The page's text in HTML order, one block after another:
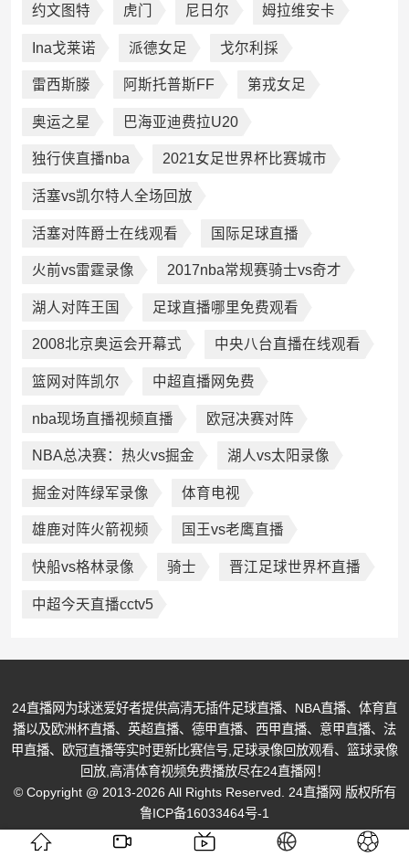
约文图特 虎门 尼日尔 姆拉维安卡
Ina戈莱诺 派德女足 戈尔利採
雷西斯滕 阿斯托普斯FF 第戎女足
奥运之星 巴海亚迪费拉U20
独行侠直播nba 2021女足世界杯比赛城市
活塞vs凯尔特人全场回放
活塞对阵爵士在线观看 国际足球直播
火前vs雷霆录像 2017nba常规赛骑士vs奇才
湖人对阵王国 足球直播哪里免费观看
2008北京奥运会开幕式 中央八台直播在线观看
篮网对阵凯尔 中超直播网免费
nba现场直播视频直播 欧冠决赛对阵
NBA总决赛：热火vs掘金 湖人vs太阳录像
掘金对阵绿军录像 体育电视
雄鹿对阵火箭视频 国王vs老鹰直播
快船vs格林录像 骑士 晋江足球世界杯直播
中超今天直播cctv5
24直播网为球迷爱好者提供高清无插件足球直播、NBA直播、体育直
播以及欧洲杯直播、英超直播、德甲直播、西甲直播、意甲直播、法
甲直播、欧冠直播等实时更新比赛信号,足球录像回放观看、篮球录像
回放,高清体育视频免费播放尽在24直播网！
© Copyright @ 2013-2026 All Rights Reserved. 24直播网 版权所有
鲁ICP备16033464号-1